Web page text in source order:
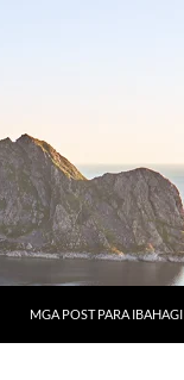
MGA POST PARA IBAHAGI